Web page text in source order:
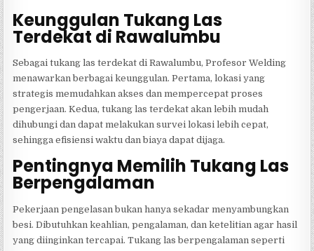
Keunggulan Tukang Las
Terdekat di Rawalumbu
Sebagai tukang las terdekat di Rawalumbu, Profesor Welding
menawarkan berbagai keunggulan. Pertama, lokasi yang
strategis memudahkan akses dan mempercepat proses
pengerjaan. Kedua, tukang las terdekat akan lebih mudah
dihubungi dan dapat melakukan survei lokasi lebih cepat,
sehingga efisiensi waktu dan biaya dapat dijaga.
Pentingnya Memilih Tukang Las
Berpengalaman
Pekerjaan pengelasan bukan hanya sekadar menyambungkan
besi. Dibutuhkan keahlian, pengalaman, dan ketelitian agar hasil
yang diinginkan tercapai. Tukang las berpengalaman seperti